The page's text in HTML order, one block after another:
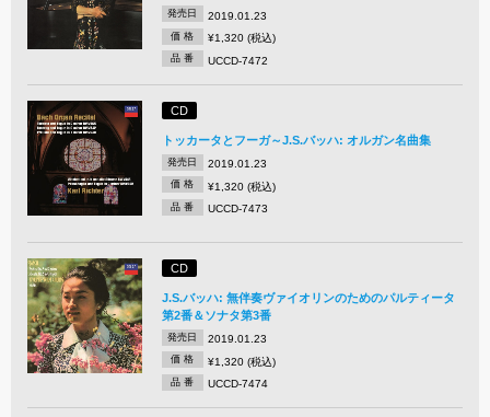
発売日 2019.01.23
価 格 ¥1,320 (税込)
品 番 UCCD-7472
CD
トッカータとフーガ～J.S.バッハ: オルガン名曲集
発売日 2019.01.23
価 格 ¥1,320 (税込)
品 番 UCCD-7473
CD
J.S.バッハ: 無伴奏ヴァイオリンのためのパルティータ
第2番＆ソナタ第3番
発売日 2019.01.23
価 格 ¥1,320 (税込)
品 番 UCCD-7474